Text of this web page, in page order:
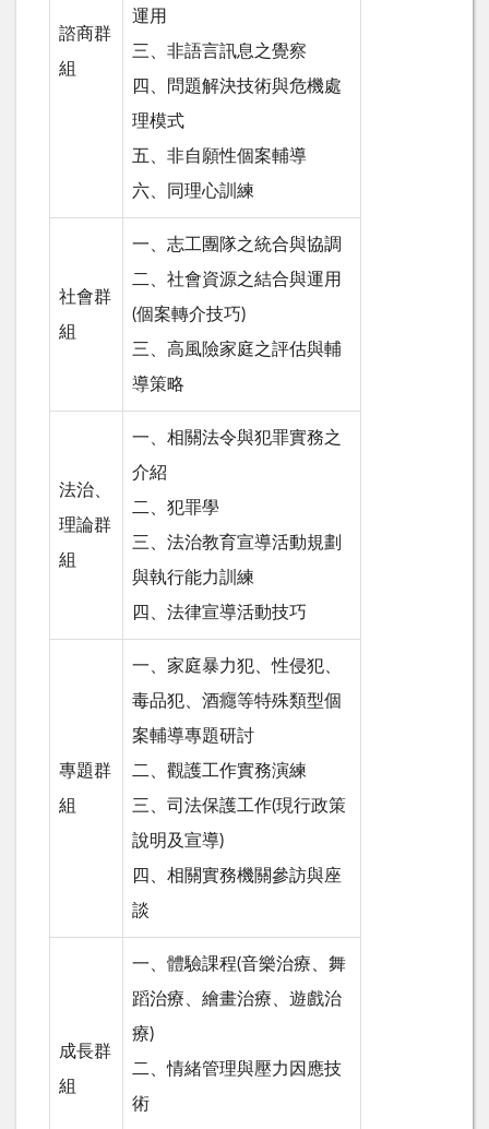
諮商群
組
運用
三、非語言訊息之覺察
四、問題解決技術與危機處
理模式
五、非自願性個案輔導
六、同理心訓練
社會群
組
一、志工團隊之統合與協調
二、社會資源之結合與運用
(個案轉介技巧)
三、高風險家庭之評估與輔
導策略
法治、
理論群
組
一、相關法令與犯罪實務之
介紹
二、犯罪學
三、法治教育宣導活動規劃
與執行能力訓練
四、法律宣導活動技巧
專題群
組
一、家庭暴力犯、性侵犯、
毒品犯、酒癮等特殊類型個
案輔導專題研討
二、觀護工作實務演練
三、司法保護工作(現行政策
說明及宣導)
四、相關實務機關參訪與座
談
成長群
組
一、體驗課程(音樂治療、舞
蹈治療、繪畫治療、遊戲治
療)
二、情緒管理與壓力因應技
術